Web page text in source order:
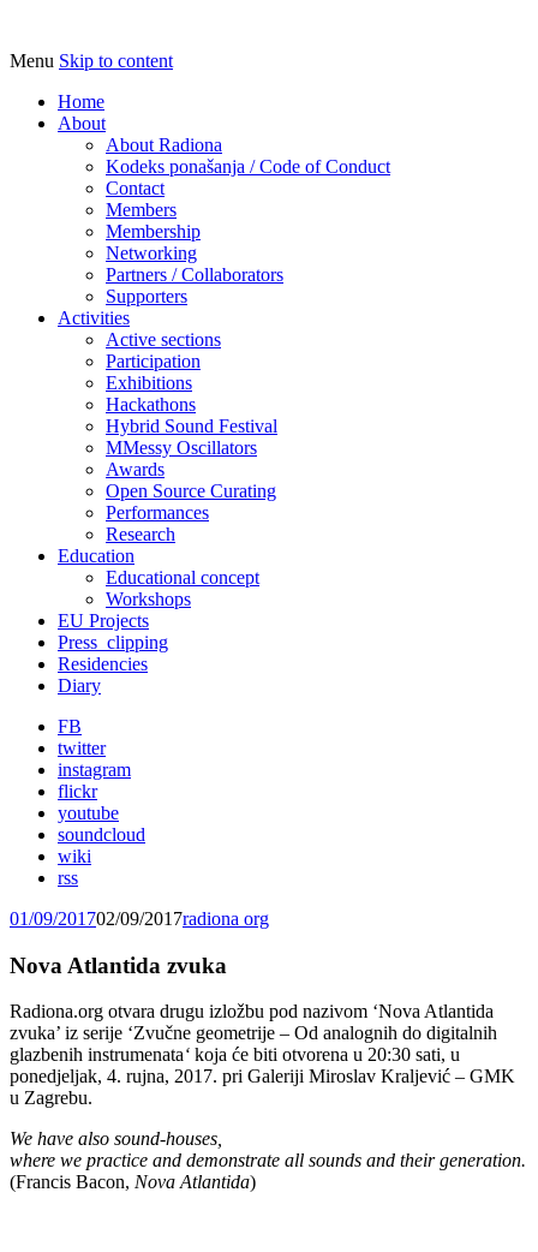
Radiona
Udruga za razvoj ‘uradi sam’ kulture //
Association for Development of 'do-it-
yourself' Culture – Makerspace
Menu Skip to content
Home
About
About Radiona
Kodeks ponašanja / Code of Conduct
Contact
Members
Membership
Networking
Partners / Collaborators
Supporters
Activities
Active sections
Participation
Exhibitions
Hackathons
Hybrid Sound Festival
MMessy Oscillators
Awards
Open Source Curating
Performances
Research
Education
Educational concept
Workshops
EU Projects
Press_clipping
Residencies
Diary
FB
twitter
instagram
flickr
youtube
soundcloud
wiki
rss
01/09/201702/09/2017radiona org
Nova Atlantida zvuka
Radiona.org otvara drugu izložbu pod nazivom ‘Nova Atlantida
zvuka’ iz serije ‘Zvučne geometrije – Od analognih do digitalnih
glazbenih instrumenata‘ koja će biti otvorena u 20:30 sati, u
ponedjeljak, 4. rujna, 2017. pri Galeriji Miroslav Kraljević – GMK
u Zagrebu.
We have also sound-houses,
where we practice and demonstrate all sounds and their generation.
(Francis Bacon, Nova Atlantida)